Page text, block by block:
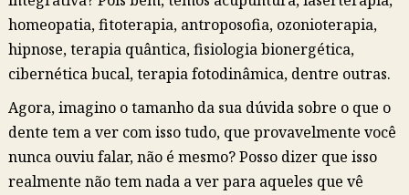
homeopatia, fitoterapia, antroposofia, ozonioterapia,
hipnose, terapia quântica, fisiologia bionergética,
cibernética bucal, terapia fotodinâmica, dentre outras.
Agora, imagino o tamanho da sua dúvida sobre o que o
dente tem a ver com isso tudo, que provavelmente você
nunca ouviu falar, não é mesmo? Posso dizer que isso
realmente não tem nada a ver para aqueles que vê